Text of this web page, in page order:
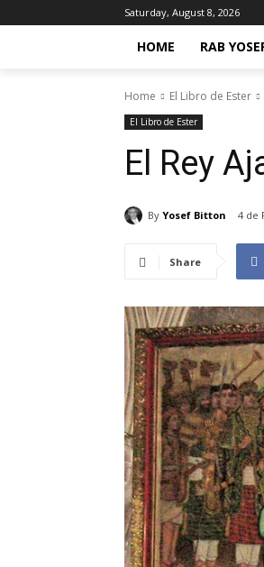
Saturday, August 8, 2026
HOME RAB
Home El Libro de Ester
El Libro de Ester
El Rey
By Yosef Bitton 4 de
Share